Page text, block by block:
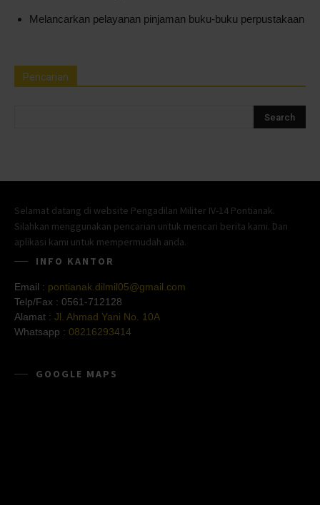
Melancarkan pelayanan pinjaman buku-buku perpustakaan
Pencarian
Selamat datang di website Pengadilan Militer IV-14 Pontianak.
Silahkan menggunakan pencarian untuk mencari berita kami. Dan
aplikasi kami untuk mempermudah anda.
INFO KANTOR
Email : pontianak.dilmil05@gmail.com
Telp/Fax : 0561-712128
Alamat : Jl. Ahmad Yani No. 10A
Whatsapp : 08216293414
GOOGLE MAPS